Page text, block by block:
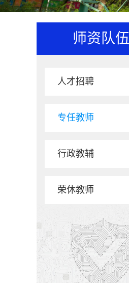
师资队伍
人才招聘
专任教师
行政教辅
荣休教师